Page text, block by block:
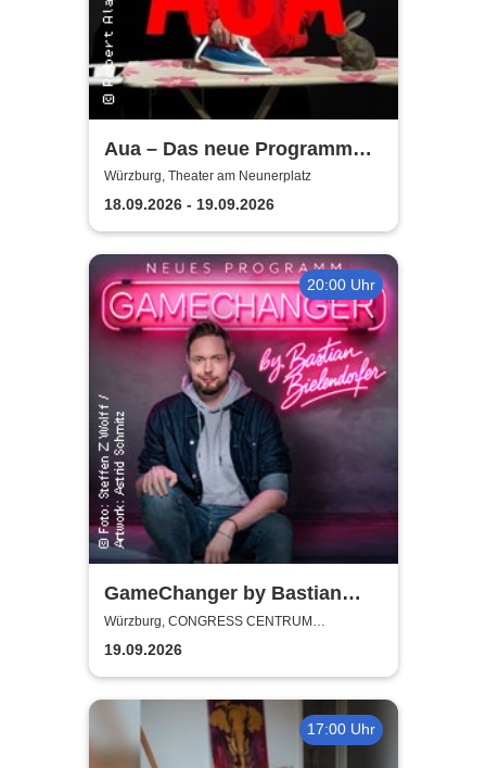
Aua – Das neue Programm
von Robert Alan | Theater am
Neunerplatz
Würzburg, Theater am Neunerplatz
18.09.2026 - 19.09.2026
20:00 Uhr
GameChanger by Bastian
Bielendorfer
Würzburg, CONGRESS CENTRUM
WÜRZBURG
19.09.2026
17:00 Uhr